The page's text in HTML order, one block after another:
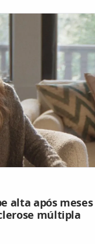
alta após meses
múltipla